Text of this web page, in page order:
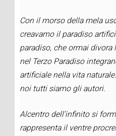
Con il morso della mela
creavamo il paradiso
paradiso, che ormai divora
nel Terzo Paradiso
artificiale nella vita
noi tutti siamo gli autori.
Alcentro dell’infinito si
rappresenta il ventre